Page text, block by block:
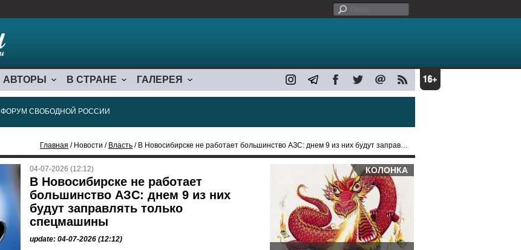
АВТОРЫ В СТРАНЕ ГАЛЕРЕЯ
ФОРУМ СВОБОДНОЙ РОССИИ
Главная / Новости / Власть / В Новосибирске не работает большинство АЗС: днем 9 из них будут заправлять только спецмашины
04-07-2026 (12:12)
В Новосибирске не работает
большинство АЗС: днем 9 из них
будут заправлять только
спецмашины
update: 04-07-2026 (12:12)
КОЛОНКА